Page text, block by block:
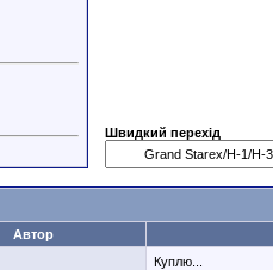
Швидкий перехід
Автор
Куплю...